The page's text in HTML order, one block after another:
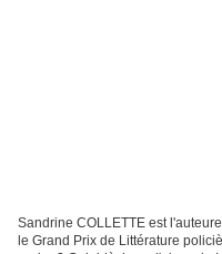
Sandrine COLLETTE est
le Grand Prix de Littérature